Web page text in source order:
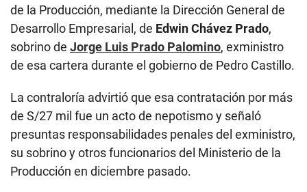
de la Producción, mediante la Dirección General de
Desarrollo Empresarial, de Edwin Chávez Prado,
sobrino de Jorge Luis Prado Palomino, exministro
de esa cartera durante el gobierno de Pedro Castillo.
La contraloría advirtió que esa contratación por más
de S/27 mil fue un acto de nepotismo y señaló
presuntas responsabilidades penales del exministro,
su sobrino y otros funcionarios del Ministerio de la
Producción en diciembre pasado.